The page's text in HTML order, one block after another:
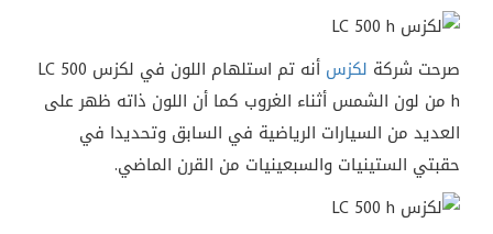
صرحت شركة لكزس
أنه تم استلهام اللون في لكزس LC 500
h من لون الشمس أثناء الغروب كما أن اللون ذاته ظهر على
العديد من السيارات الرياضية في السابق وتحديدا في
حقبتي الستينيات والسبعينيات من القرن الماضي.